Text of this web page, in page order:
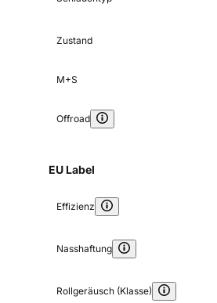
Zustand
M+S
Offroad
EU Label
Effizienz
Nasshaftung
Rollgeräusch (Klasse)